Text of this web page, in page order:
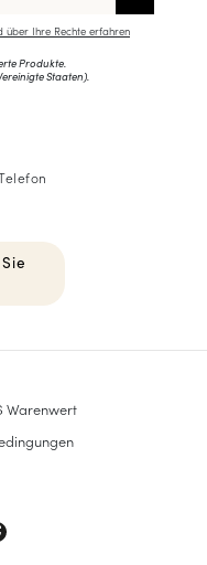
über Ihre Rechte erfahren
Produkte.
Staaten).
Warenwert